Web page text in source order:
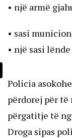
• një armë
• sasi
• një sasi
Policia
përdorej për
përgatitje të
Droga sipas